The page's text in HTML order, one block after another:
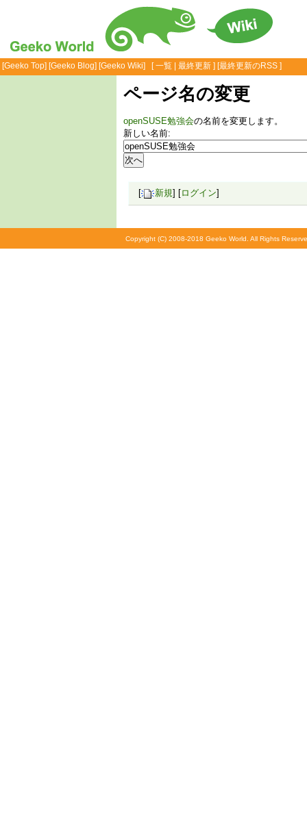
[Geeko Top] [Geeko Blog] [Geeko Wiki] [一覧 最終更新 ] [最終更新のRSS ]
ページ名の変更
openSUSE勉強会の名前を変更します。
新しい名前:
[ 新規] [ログイン]
Copyright (C) 2008-2018 Geeko World. All Rights